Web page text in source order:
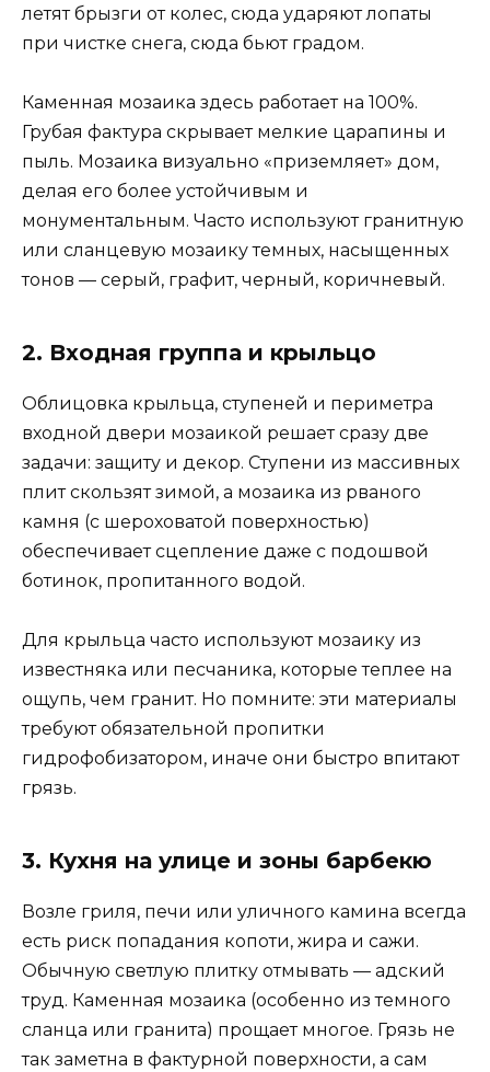
летят брызги от колес, сюда ударяют лопаты
при чистке снега, сюда бьют градом.
Каменная мозаика здесь работает на 100%.
Грубая фактура скрывает мелкие царапины и
пыль. Мозаика визуально «приземляет» дом,
делая его более устойчивым и
монументальным. Часто используют гранитную
или сланцевую мозаику темных, насыщенных
тонов — серый, графит, черный, коричневый.
2. Входная группа и крыльцо
Облицовка крыльца, ступеней и периметра
входной двери мозаикой решает сразу две
задачи: защиту и декор. Ступени из массивных
плит скользят зимой, а мозаика из рваного
камня (с шероховатой поверхностью)
обеспечивает сцепление даже с подошвой
ботинок, пропитанного водой.
Для крыльца часто используют мозаику из
известняка или песчаника, которые теплее на
ощупь, чем гранит. Но помните: эти материалы
требуют обязательной пропитки
гидрофобизатором, иначе они быстро впитают
грязь.
3. Кухня на улице и зоны барбекю
Возле гриля, печи или уличного камина всегда
есть риск попадания копоти, жира и сажи.
Обычную светлую плитку отмывать — адский
труд. Каменная мозаика (особенно из темного
сланца или гранита) прощает многое. Грязь не
так заметна в фактурной поверхности, а сам